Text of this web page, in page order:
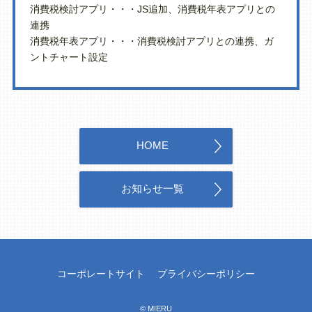
消費税検討アプリ・・・JS追加、消費税年表アプリとの
連携
消費税年表アプリ・・・消費税検討アプリとの連携、ガ
ントチャート設定
HOME
お知らせ一覧
コーポレートサイト プライバシーポリシー
© MIERU